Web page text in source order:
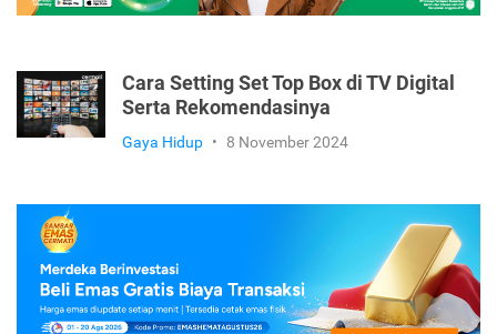
Cara Setting Set Top Box di TV Digital
Serta Rekomendasinya
Gaya Hidup • 8 November 2024